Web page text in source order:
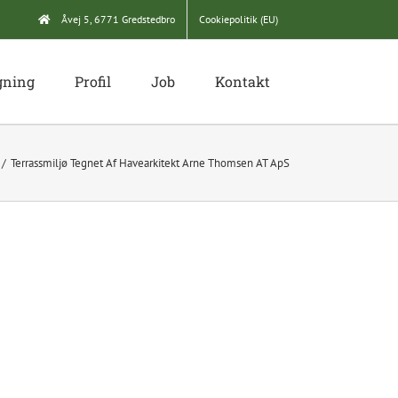
Åvej 5, 6771 Gredstedbro Cookiepolitik (EU)
Profil Job Kontakt
Terrassmiljø Tegnet Af Havearkitekt Arne Thomsen AT ApS